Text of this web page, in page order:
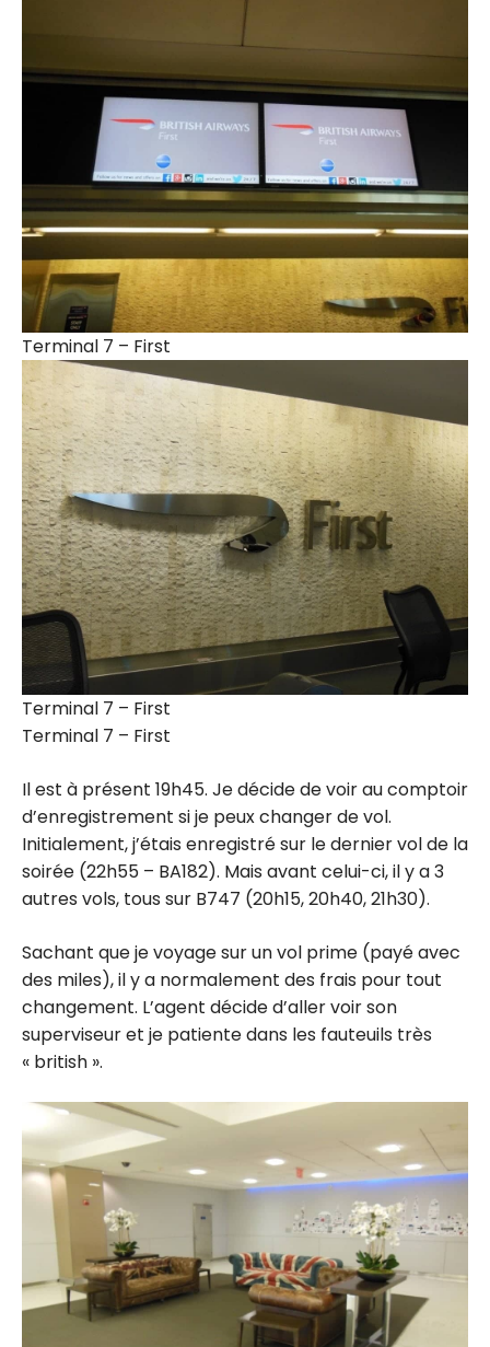
Terminal 7 – First
Terminal 7 – First
Terminal 7 – First
Il est à présent 19h45. Je décide de voir au comptoir
d’enregistrement si je peux changer de vol.
Initialement, j’étais enregistré sur le dernier vol de la
soirée (22h55 – BA182). Mais avant celui-ci, il y a 3
autres vols, tous sur B747 (20h15, 20h40, 21h30).
Sachant que je voyage sur un vol prime (payé avec
des miles), il y a normalement des frais pour tout
changement. L’agent décide d’aller voir son
superviseur et je patiente dans les fauteuils très
« british ».